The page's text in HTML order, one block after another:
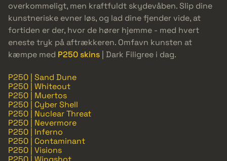
overkommeligt, men kraftfuldt skydevåben. Slip dine
kunstneriske evner løs, og lad dine fjender vide, at
fortiden er der, hvor de hører hjemme - med hvert
eneste tryk på aftrækkeren. Omfavn kunsten at
kæmpe med P250 skins | Dark Filigree i dag.
P250 | Sand Dune
P250 | Whiteout
P250 | Muertos
P250 | Cyber Shell
P250 | Nuclear Threat
P250 | Nevermore
P250 | Inferno
P250 | Contaminant
P250 | Visions